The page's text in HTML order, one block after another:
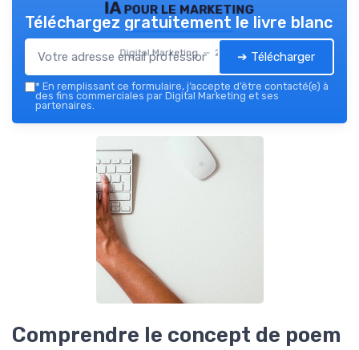
IA pour le marketing
Digital Marketing — 2026
Téléchargez gratuitement le livre blanc
➔ Télécharger
* En remplissant ce formulaire, j’accepte d’être contacté(e) à
des fins commerciales par Digital Marketing et ses
partenaires.
Comprendre le concept de poem